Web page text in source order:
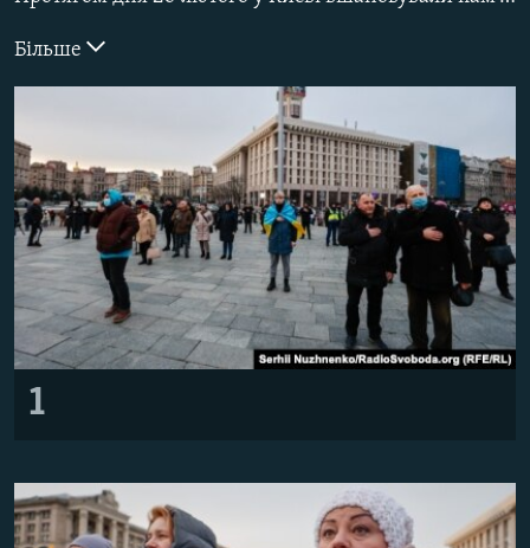
Русский
Qırımtatar
ДОЛУЧАЙСЯ!
Усі сайти RFE/RL
Більше
1